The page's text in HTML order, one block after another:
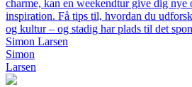
charme, kan en weekendtur give dig nye
inspiration. Få tips til, hvordan du
og kultur – og stadig har plads til det
Simon Larsen
Simon
Larsen